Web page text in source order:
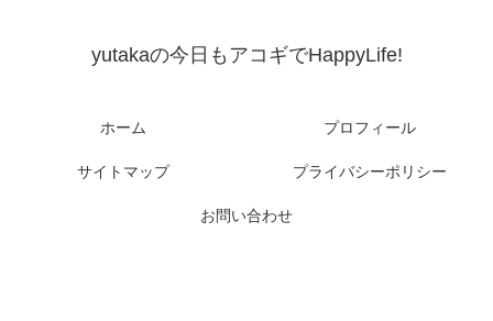
yutakaの今日もアコギでHappyLife!
ホーム プロフィール
サイトマップ プライバシーポリシー
お問い合わせ